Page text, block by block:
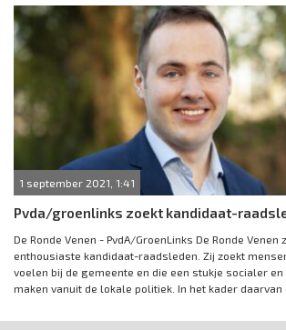
1 september 2021, 1:41
Pvda/groenlinks zoekt kandidaat-
De Ronde Venen - PvdA/GroenLinks De Ronde
enthousiaste kandidaat-raadsleden. Zij zoekt
voelen bij de gemeente en die een stukje socialer
maken vanuit de lokale politiek. In het kader daarvan